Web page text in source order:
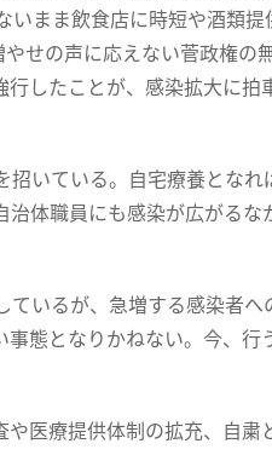
まま飲食店に時短や酒類提
せの声に応えない菅政権の
したことが、感染拡大に拍
いている。自宅療養となれ
体職員にも感染が広がるな
いるが、急増する感染者へ
態となりかねない。今、行
医療提供体制の拡充、自粛